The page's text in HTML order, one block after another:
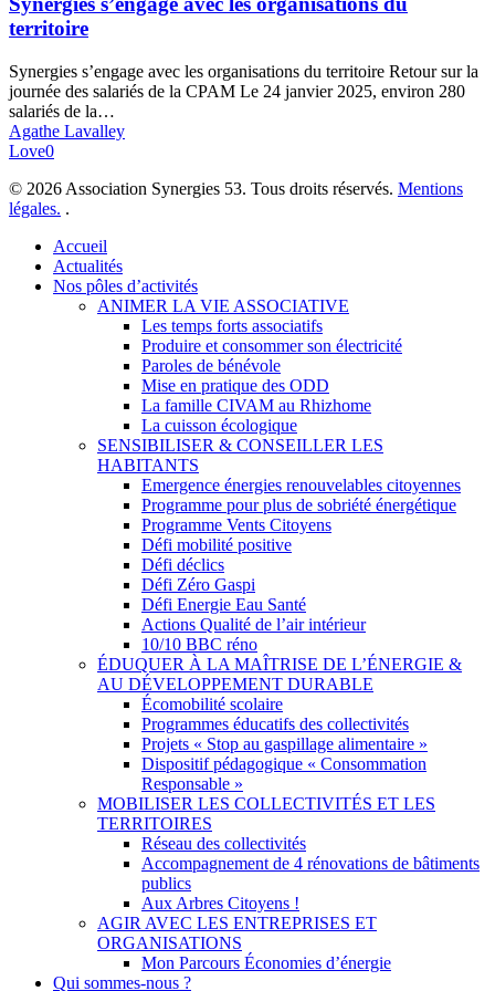
organisations
du
territoire
Synergies s’engage avec les organisations du territoire Retour sur la
journée des salariés de la CPAM Le 24 janvier 2025, environ 280
salariés de la…
Agathe Lavalley
Love0
© 2026 Association Synergies 53. Tous droits réservés. Mentions
légales. .
Close
Menu
Accueil
Actualités
Nos pôles d’activités
ANIMER LA VIE ASSOCIATIVE
Les temps forts associatifs
Produire et consommer son électricité
Paroles de bénévole
Mise en pratique des ODD
La famille CIVAM au Rhizhome
La cuisson écologique
SENSIBILISER & CONSEILLER LES
HABITANTS
Emergence énergies renouvelables citoyennes
Programme pour plus de sobriété énergétique
Programme Vents Citoyens
Défi mobilité positive
Défi déclics
Défi Zéro Gaspi
Défi Energie Eau Santé
Actions Qualité de l’air intérieur
10/10 BBC réno
ÉDUQUER À LA MAÎTRISE DE L’ÉNERGIE &
AU DÉVELOPPEMENT DURABLE
Écomobilité scolaire
Programmes éducatifs des collectivités
Projets « Stop au gaspillage alimentaire »
Dispositif pédagogique « Consommation
Responsable »
MOBILISER LES COLLECTIVITÉS ET LES
TERRITOIRES
Réseau des collectivités
Accompagnement de 4 rénovations de bâtiments
publics
Aux Arbres Citoyens !
AGIR AVEC LES ENTREPRISES ET
ORGANISATIONS
Mon Parcours Économies d’énergie
Qui sommes-nous ?